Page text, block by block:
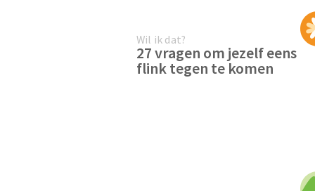
Wil ik dat?
27 vragen om jezelf eens
flink tegen te komen